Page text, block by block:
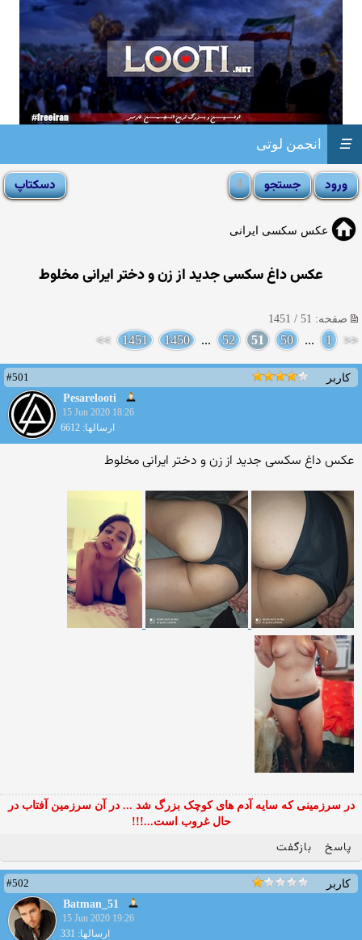
انجمن لوتی ☰
عکس سکسی ایرانی
عکس داغ سکسی جدید از زن و دختر ایرانی مخلوط
صفحه: 51 / 1451
<<
1
...
50
51
52
...
1450
1451
>>
کاربر
#501
Pesarelooti
15 Jun 2020 18:26
ارسالها: 6612
عکس داغ سکسی جدید از زن و دختر ایرانی مخلوط
در سرزمینی که سایه آدم های کوچک بزرگ شد ... در آن سرزمین آفتاب در
حال غروب است...!!!
پاسخ بازگفت
کاربر
#502
Batman_51
15 Jun 2020 19:26
ارسالها: 331